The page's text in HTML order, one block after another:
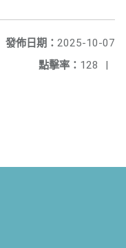
發佈日期： 2025-10-07
點擊率： 128 |